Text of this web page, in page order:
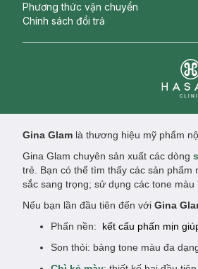
Phương thức vận chuyển
Chính sách đổi trả
Gina Glam là thương hiệu mỹ phẩm
Gina Glam chuyên sản xuất các dòng
trẻ. Bạn có thể tìm thấy các sản
sắc sang trọng; sử dụng các tone
Nếu bạn lần đầu tiên đến với Gina
Phấn nền: kết cấu phấn mịn
Son thỏi: bảng tone màu đa